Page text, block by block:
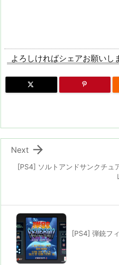
よろしければシェアお願いし
[PS4] ソルトアンドサンクチュ

Next
[PS4] 弾銃フ